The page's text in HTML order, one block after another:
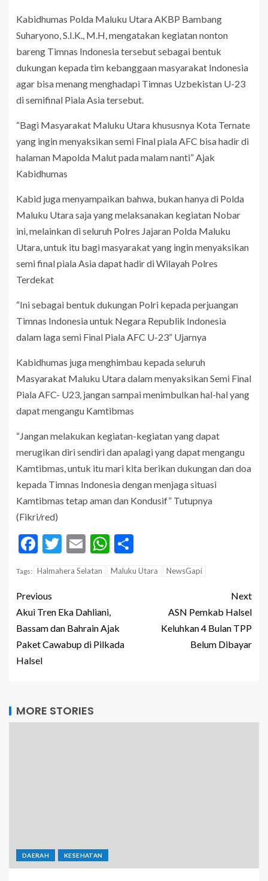
Kabidhumas Polda Maluku Utara AKBP Bambang
Suharyono, S.I.K., M.H, mengatakan kegiatan nonton
bareng Timnas Indonesia tersebut sebagai bentuk
dukungan kepada tim kebanggaan masyarakat Indonesia
agar bisa menang menghadapi Timnas Uzbekistan U-23
di semifinal Piala Asia tersebut.
“Bagi Masyarakat Maluku Utara khususnya Kota Ternate
yang ingin menyaksikan semi Final piala AFC bisa hadir di
halaman Mapolda Malut pada malam nanti” Ajak
Kabidhumas
Kabid juga menyampaikan bahwa, bukan hanya di Polda
Maluku Utara saja yang melaksanakan kegiatan Nobar
ini, melainkan di seluruh Polres Jajaran Polda Maluku
Utara, untuk itu bagi masyarakat yang ingin menyaksikan
semi final piala Asia dapat hadir di Wilayah Polres
Terdekat
“Ini sebagai bentuk dukungan Polri kepada perjuangan
Timnas Indonesia untuk Negara Republik Indonesia
dalam laga semi Final Piala AFC U-23” Ujarnya
Kabidhumas juga menghimbau kepada seluruh
Masyarakat Maluku Utara dalam menyaksikan Semi Final
Piala AFC- U23, jangan sampai menimbulkan hal-hal yang
dapat mengangu Kamtibmas
“Jangan melakukan kegiatan-kegiatan yang dapat
merugikan diri sendiri dan apalagi yang dapat mengangu
Kamtibmas, untuk itu mari kita berikan dukungan dan doa
kepada Timnas Indonesia dengan menjaga situasi
Kamtibmas tetap aman dan Kondusif” Tutupnya
(Fikri/red)
Facebook
Twitter
EmailWhatsApp
Tags: Halmahera Selatan Maluku Utara NewsGapi
Previous
Akui Tren Eka Dahliani,
Bassam dan Bahrain Ajak
Paket Cawabup di Pilkada
Halsel
Next
ASN Pemkab Halsel
Keluhkan 4 Bulan TPP
Belum Dibayar
MORE STORIES
DAERAH KESEHATAN